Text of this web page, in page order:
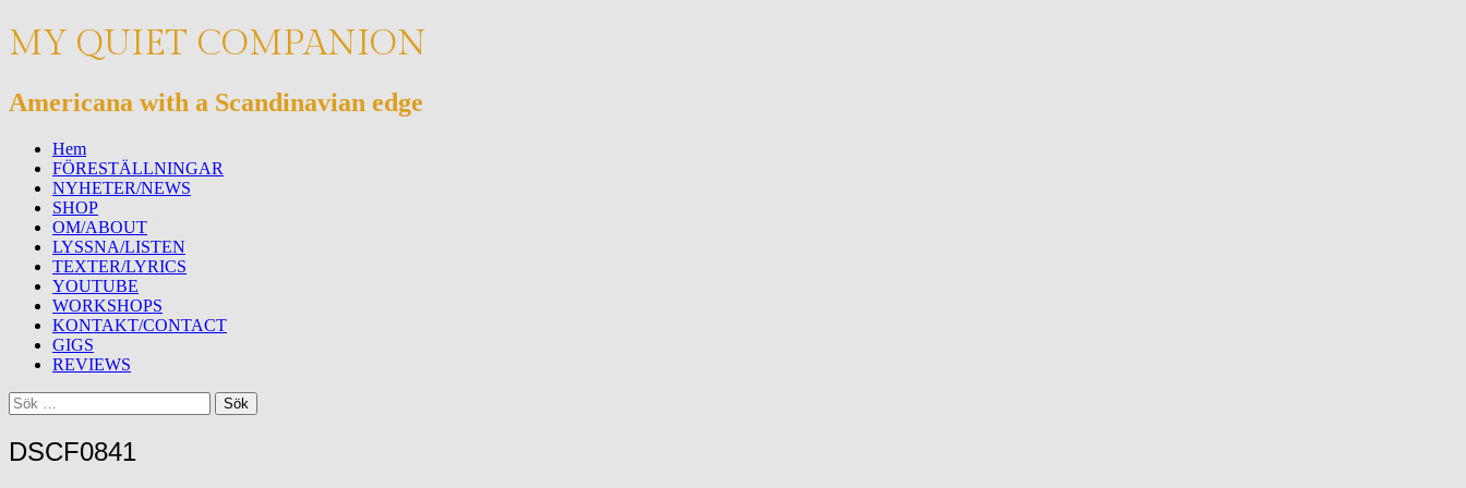
MY QUIET COMPANION
Americana with a Scandinavian edge
Meny
Hoppa
innehåll
Hem
FÖRESTÄLLNINGAR
NYHETER/NEWS
SHOP
OM/ABOUT
LYSSNA/LISTEN
TEXTER/LYRICS
YOUTUBE
WORKSHOPS
KONTAKT/CONTACT
GIGS
REVIEWS
Sök
Sök
efter:
DSCF0841